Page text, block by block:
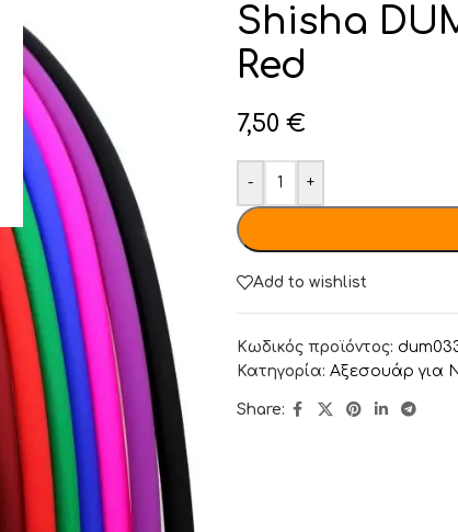
Shisha
Red
7,50 €
- +
Add to wishlist
Κωδικός προϊόντος:
Κατηγορία: Αξεσουάρ για
Share: